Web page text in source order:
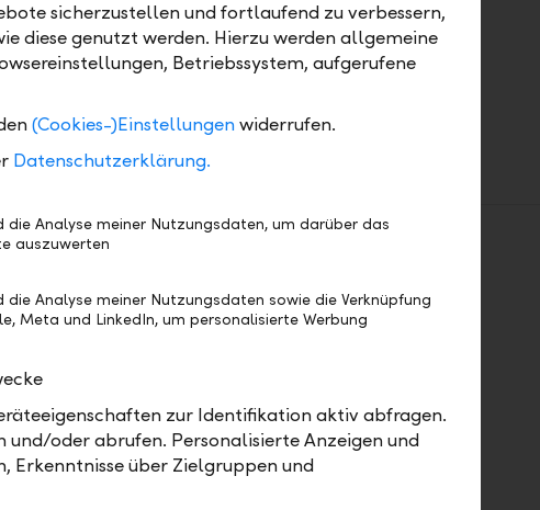
Taxes
Tax reporting
sicherzustellen und fortlaufend zu verbessern,
diese genutzt werden. Hierzu werden allgemeine
Betriebssystem, aufgerufene
(Cookies-)Einstellungenwiderrufen.
Datenschutzerklärung.
die Analyse meiner Nutzungsdaten, um darüber das
auszuwerten
die Analyse meiner Nutzungsdaten sowie die Verknüpfung
Meta und LinkedIn, um personalisierte Werbung
zur Identifikation aktiv abfragen.
oder abrufen. Personalisierte Anzeigen und
Erkenntnisse über Zielgruppen und